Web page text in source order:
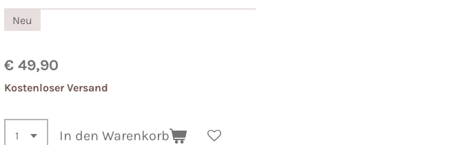
Neu
€ 49,90
Kostenloser Versand
In den Warenkorb